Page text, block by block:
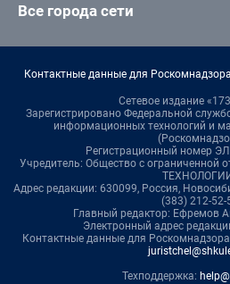
Все города сети
Контактные данные для
Сетевое издание
Зарегистрировано Федеральной
информационных технологий и
Регистрационный номер
Учредитель: Общество с ограниченной
Адрес редакции: 630099, Россия,
(383) 212-52-
Главный редактор: Ефремов
Электронный адрес
Контактные данные для
Техподдержка: